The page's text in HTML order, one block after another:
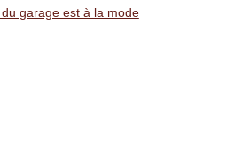
garage est à la mode